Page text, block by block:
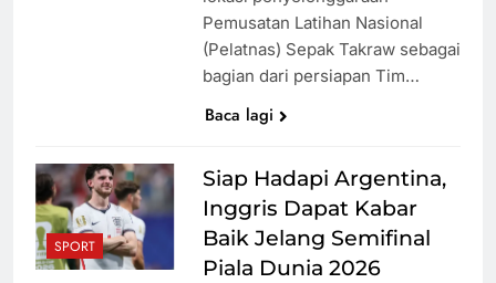
Tenun NTB
Tampil di
Panggung
Sistem
Perencanaan
Terintegrasi
Pemprov
Papua Barat
Genjot PAD
Pemusatan Latihan Nasional
(Pelatnas) Sepak Takraw sebagai
bagian dari persiapan Tim…
Baca lagi
SPORT
Siap Hadapi Argentina,
Inggris Dapat Kabar
Baik Jelang Semifinal
Piala Dunia 2026